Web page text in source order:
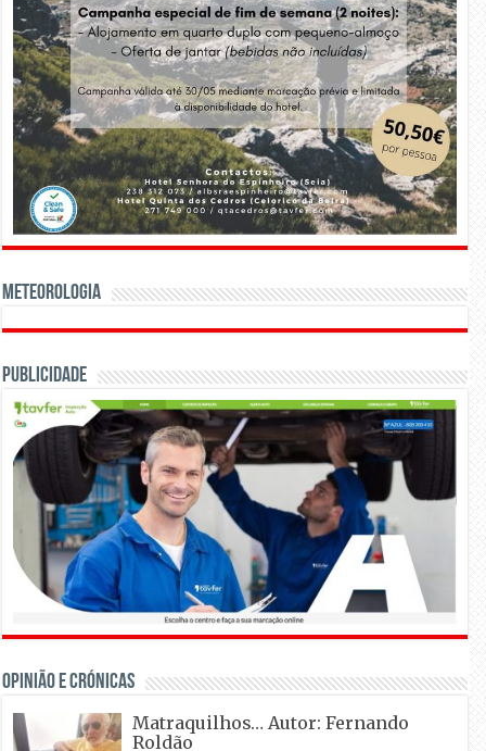
Meteorologia
Publicidade
OPINIÃO E CRÓNICAS
Matraquilhos… Autor: Fernando
Roldão